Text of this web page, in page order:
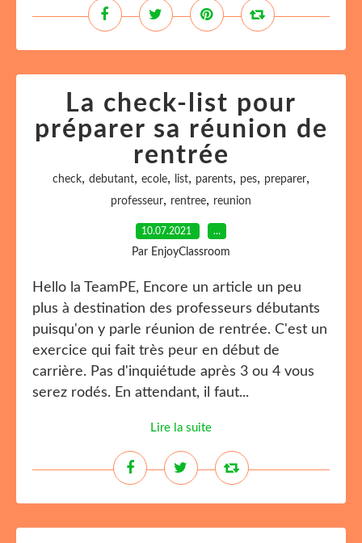
La check-list pour
préparer sa réunion de
rentrée
check, debutant, ecole, list, parents, pes, preparer,
professeur, rentree, reunion
10.07.2021 …
Par EnjoyClassroom
Hello la TeamPE, Encore un article un peu
plus à destination des professeurs débutants
puisqu'on y parle réunion de rentrée. C'est un
exercice qui fait très peur en début de
carrière. Pas d'inquiétude après 3 ou 4 vous
serez rodés. En attendant, il faut...
Lire la suite